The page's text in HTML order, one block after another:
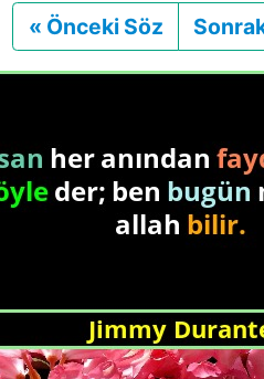
« Önceki Söz Önceki